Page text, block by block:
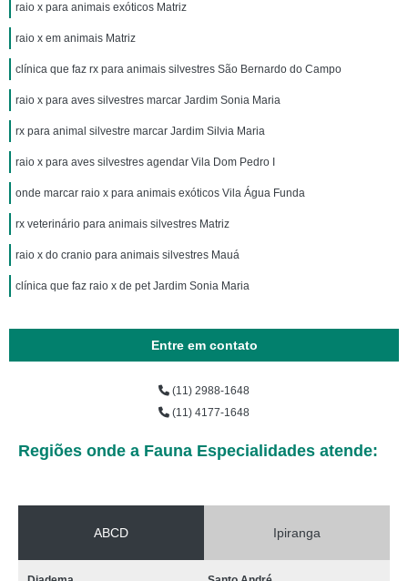
raio x para animais exóticos Matriz
raio x em animais Matriz
clínica que faz rx para animais silvestres São Bernardo do Campo
raio x para aves silvestres marcar Jardim Sonia Maria
rx para animal silvestre marcar Jardim Silvia Maria
raio x para aves silvestres agendar Vila Dom Pedro I
onde marcar raio x para animais exóticos Vila Água Funda
rx veterinário para animais silvestres Matriz
raio x do cranio para animais silvestres Mauá
clínica que faz raio x de pet Jardim Sonia Maria
Entre em contato
(11) 2988-1648
(11) 4177-1648
Regiões onde a Fauna Especialidades atende:
ABCD Ipiranga